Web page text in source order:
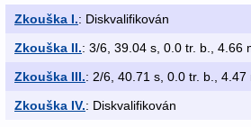
Zkouška I.: Diskvalifikován
Zkouška II.: 3/6, 39.04 s, 0.0 tr. b., 4.66
Zkouška III.: 2/6, 40.71 s, 0.0 tr. b., 4.47
Zkouška IV.: Diskvalifikován